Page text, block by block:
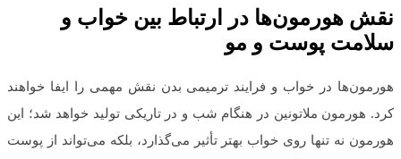
نقش هورمون‌ها در ارتباط بین خواب و
سلامت پوست و مو
هورمون‌ها در خواب و فرایند ترمیمی بدن نقش مهمی را ایفا خواهند
کرد. هورمون ملاتونین در هنگام شب و در تاریکی تولید خواهد شد؛ این
هورمون نه تنها روی خواب بهتر تأثیر می‌گذارد، بلکه می‌تواند از پوست